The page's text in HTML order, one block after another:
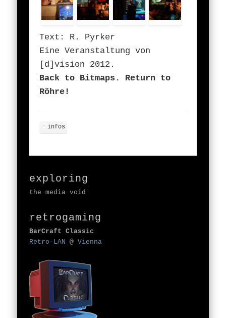
Text: R. Pyrker
Eine Veranstaltung von
[d]vision 2012.
Back to Bitmaps. Return to
Röhre!
infos
exploring
the media void
retrogaming
BarCraft Classic
Retro-LAN @Vienna